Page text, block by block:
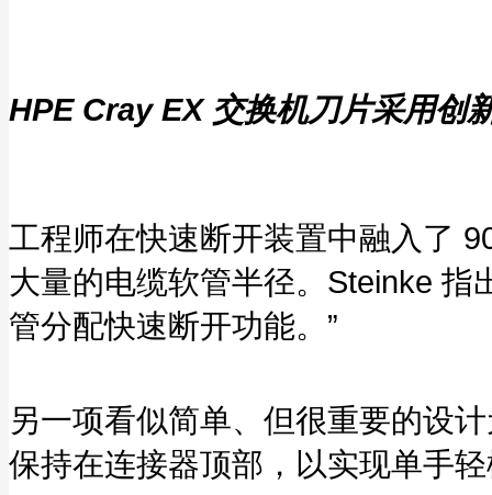
HPE Cray EX 交换机刀片采用创
工程师在快速断开装置中融入了
大量的电缆软管半径。Steinke 指
管分配快速断开功能。”
另一项看似简单、但很重要的设
保持在连接器顶部，以实现单手